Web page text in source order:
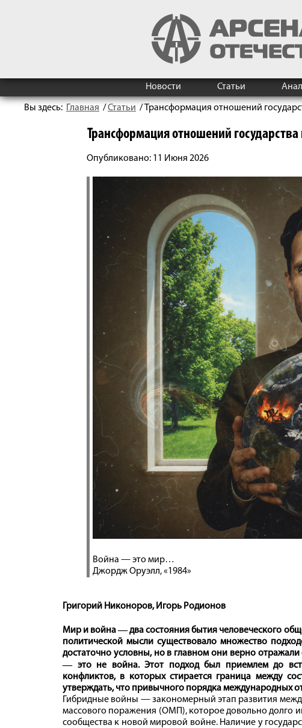
Новости Статьи
Вы здесь: Главная /Статьи /Трансформация отношений
Трансформация отношений
Опубликовано: 11 Июня 2026
Война — это мир…
Джордж Оруэлл, «1984»
Григорий Никоноров, Игорь Родионов
Мир и война ― два состояния бытия человеческого
политической мысли существовало множество
достаточно условны, но в главном они верно
― это не вой­на. Этот подход был приемлем до
конфликтов, в которых стирается граница между
утверждать, что привычного порядка международных
Гибридные войны — закономерный этап развития
массового поражения (ОМП), которое довольно долго
сообщества к новой мировой войне. Наличие у